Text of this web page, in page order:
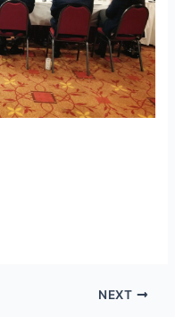
NEXT